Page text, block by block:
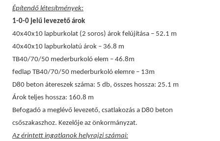
Építendő létesítmények:
1-0-0 jelű levezető árok
40x40x10 lapburkolat (2 soros) árok felújítása – 52.1 m
40x40x10 lapburkolatú árok – 36.8 m
TB40/70/50 mederburkoló elem – 46.8m
fedlap TB40/70/50 mederburkoló elemre – 13m
D80 beton átereszek száma: 5 db, összes hossza: 25.1 m
Árok teljes hossza: 160.8 m
Befogadó a meglévő levezető, csatlakozás a D80 beton
csőszakaszhoz. Kezelője az önkormányzat.
Az érintett ingatlanok helyrajzi számai: